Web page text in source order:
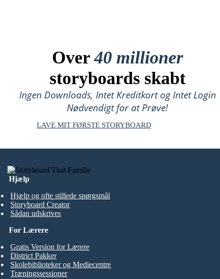
Over40 millioner
storyboards skabt
Ingen Downloads, Intet Kreditkort og Intet Login
Nødvendigt for at Prøve!
LAVE MIT FØRSTE STORYBOARD
Hjælp
Hjælp og ofte stillede spørgsmål
Storyboard Creator
Sådan udskrives
For Lærere
Gratis Version for Lærere
District Pakker
Skolebiblioteker og Mediecentre
Træningssessioner